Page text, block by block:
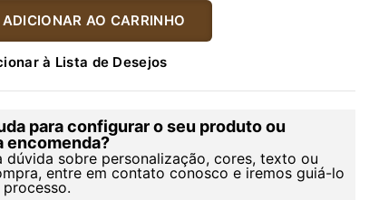
ADICIONAR AO CARRINHO
à Lista de Desejos
para configurar o seu produto ou
encomenda?
dúvida sobre personalização, cores, texto ou
entre em contato conosco e iremos guiá-lo